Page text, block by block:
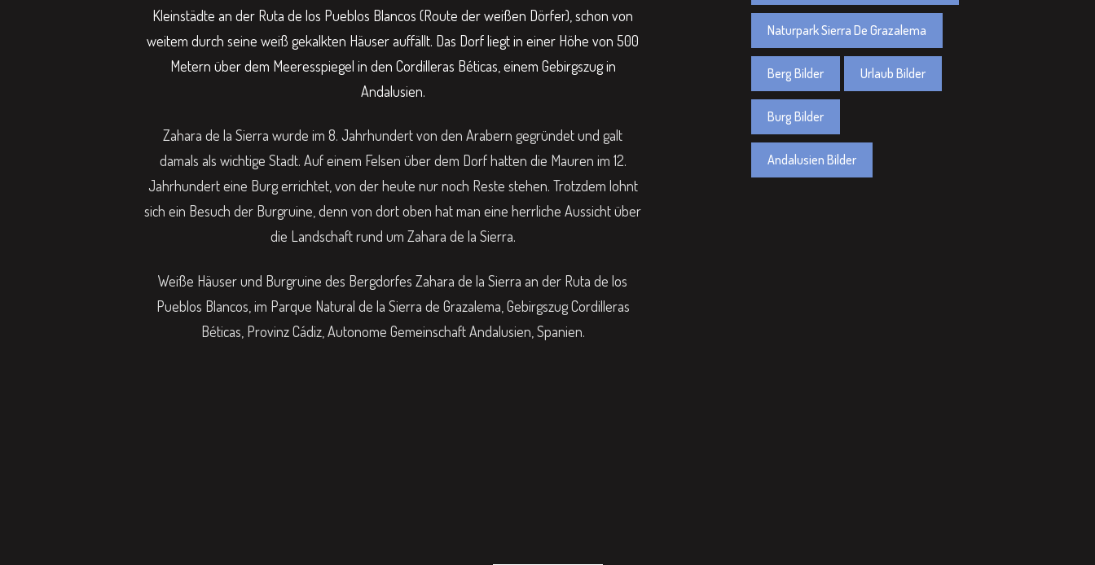
Kleinstädte an der Ruta de los Pueblos Blancos (Route der weißen Dörfer), schon von
weitem durch seine weiß gekalkten Häuser auffällt. Das Dorf liegt in einer Höhe von 500
Metern über dem Meeresspiegel in den Cordilleras Béticas, einem Gebirgszug in
Andalusien.
Zahara de la Sierra wurde im 8. Jahrhundert von den Arabern gegründet und galt
damals als wichtige Stadt. Auf einem Felsen über dem Dorf hatten die Mauren im 12.
Jahrhundert eine Burg errichtet, von der heute nur noch Reste stehen. Trotzdem lohnt
sich ein Besuch der Burgruine, denn von dort oben hat man eine herrliche Aussicht über
die Landschaft rund um Zahara de la Sierra.
Weiße Häuser und Burgruine des Bergdorfes Zahara de la Sierra an der Ruta de los
Pueblos Blancos, im Parque Natural de la Sierra de Grazalema, Gebirgszug Cordilleras
Béticas, Provinz Cádiz, Autonome Gemeinschaft Andalusien, Spanien.
Naturpark Sierra De Grazalema
Berg Bilder Urlaub Bilder
Burg Bilder
Andalusien Bilder